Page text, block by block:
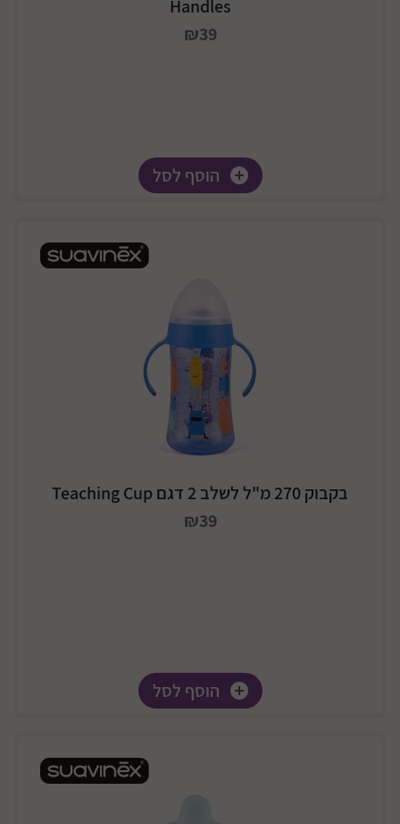
Handles
₪39
הוסף לסל
בקבוק 270 מ"ל לשלב 2 דגם Teaching Cup
₪39
הוסף לסל